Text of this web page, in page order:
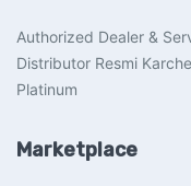
Authorized Dealer &
Distributor Resmi
Platinum
Marketplace